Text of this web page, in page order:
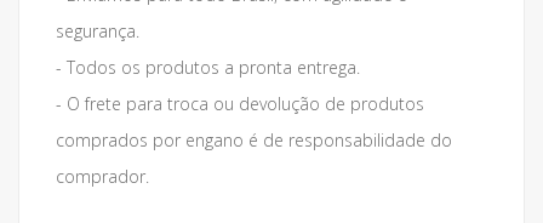
segurança.
- Todos os produtos a pronta entrega.
- O frete para troca ou devolução de produtos
comprados por engano é de responsabilidade do
comprador.